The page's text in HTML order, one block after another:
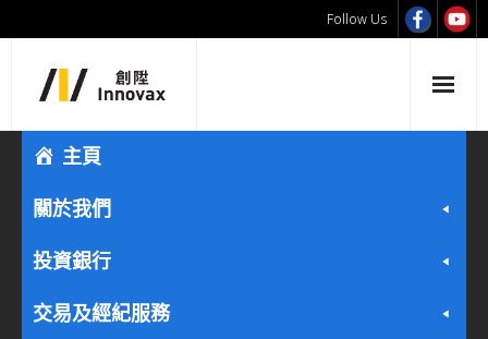
Follow Us
主頁
關於我們
投資銀行
交易及經紀服務